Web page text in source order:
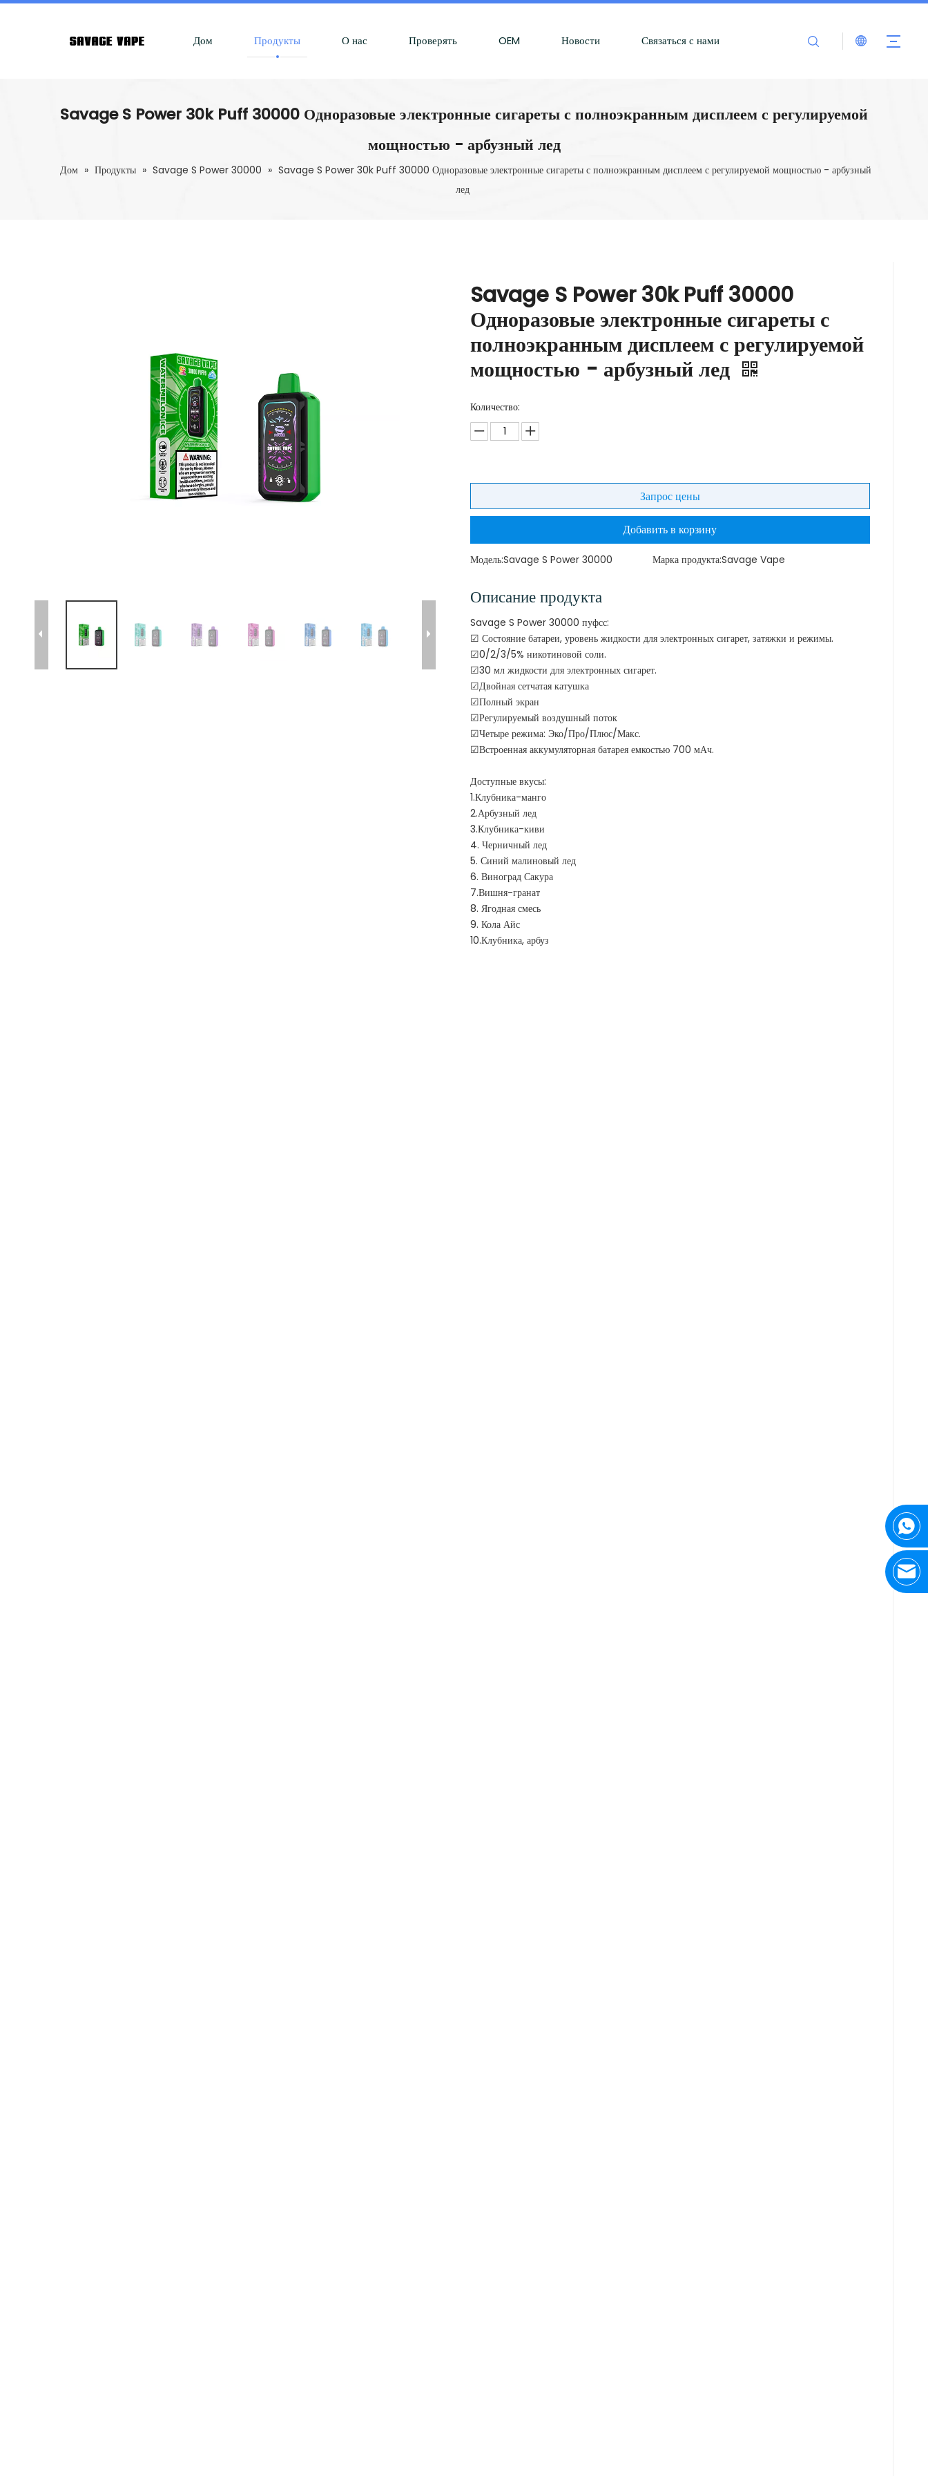
Дом Продукты О нас Проверять OEM Новости Связаться с нами
Savage S Power 30k Puff 30000 Одноразовые электронные сигареты с полноэкранным дисплеем с регулируемой
мощностью - арбузный лед
Дом » Продукты » Savage S Power 30000 » Savage S Power 30k Puff 30000 Одноразовые электронные сигареты с полноэкранным дисплеем с регулируемой мощностью - арбузный
лед
Savage S Power 30k Puff 30000
Одноразовые электронные сигареты с
полноэкранным дисплеем с регулируемой
мощностью - арбузный лед
Количество:
Запрос цены
Добавить в корзину
Модель:Savage S Power 30000 Марка продукта:Savage Vape
Описание продукта
Savage S Power 30000 пуфсс:
☑ Состояние батареи, уровень жидкости для электронных сигарет, затяжки и режимы.
☑0/2/3/5% никотиновой соли.
☑30 мл жидкости для электронных сигарет.
☑Двойная сетчатая катушка
☑Полный экран
☑Регулируемый воздушный поток
☑Четыре режима: Эко/Про/Плюс/Макс.
☑Встроенная аккумуляторная батарея емкостью 700 мАч.
Доступные вкусы:
1.Клубника-манго
2.Арбузный лед
3.Клубника-киви
4. Черничный лед
5. Синий малиновый лед
6. Виноград Сакура
7.Вишня-гранат
8. Ягодная смесь
9. Кола Айс
10.Клубника, арбуз